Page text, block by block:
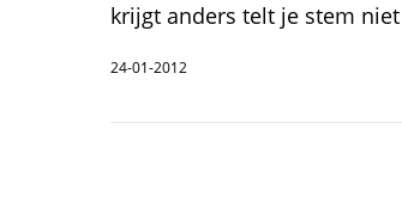
krijgt anders telt je stem
24-01-2012